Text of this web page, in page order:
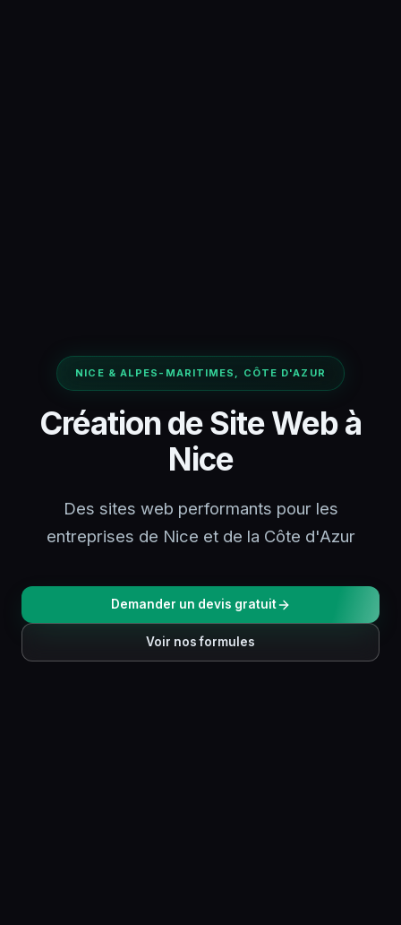
NICE & ALPES-MARITIMES, CÔTE D'AZUR
Création de Site Web à
Nice
Des sites web performants pour les
entreprises de Nice et de la Côte d'Azur
Demander un devis gratuit
Voir nos formules